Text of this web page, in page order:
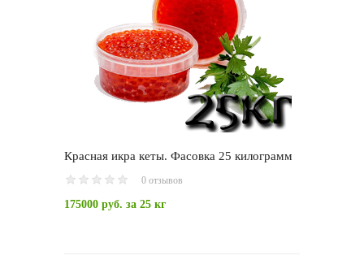
Красная икра кеты. Фасовка 25 килограмм
0 отзывов
175000 руб. за 25 кг